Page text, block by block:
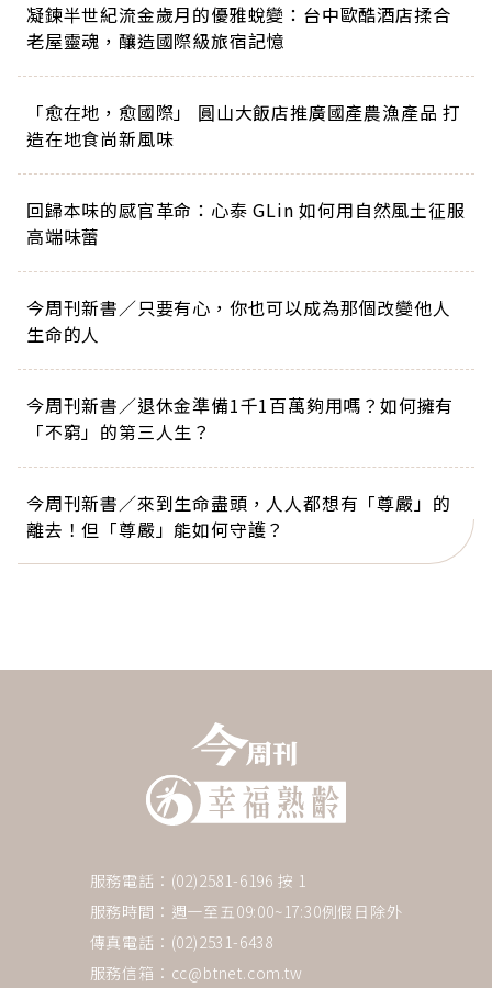
凝鍊半世紀流金歲月的優雅蛻變：台中歐酷酒店揉合
老屋靈魂，釀造國際級旅宿記憶
「愈在地，愈國際」 圓山大飯店推廣國產農漁產品 打
造在地食尚新風味
回歸本味的感官革命：心泰 GLin 如何用自然風土征服
高端味蕾
今周刊新書／只要有心，你也可以成為那個改變他人
生命的人
今周刊新書／退休金準備1千1百萬夠用嗎？如何擁有
「不窮」的第三人生？
今周刊新書／來到生命盡頭，人人都想有「尊嚴」的
離去！但「尊嚴」能如何守護？
服務電話：(02)2581-6196 按 1
服務時間：週一至五09:00~17:30例假日除外
傳真電話：(02)2531-6438
服務信箱： cc@btnet.com.tw